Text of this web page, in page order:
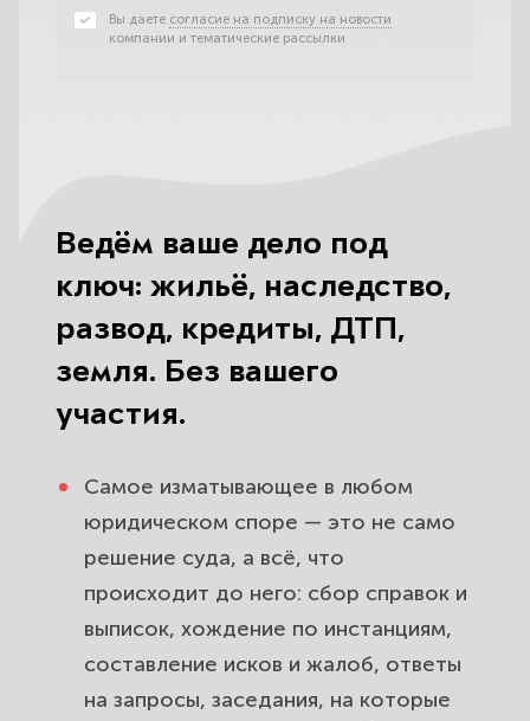
Вы даете согласие на подписку на новости
компании и тематические рассылки
Ведём ваше дело под
ключ: жильё, наследство,
развод, кредиты, ДТП,
земля. Без вашего
участия.
Самое изматывающее в любом
юридическом споре — это не само
решение суда, а всё, что
происходит до него: сбор справок и
выписок, хождение по инстанциям,
составление исков и жалоб, ответы
на запросы, заседания, на которые